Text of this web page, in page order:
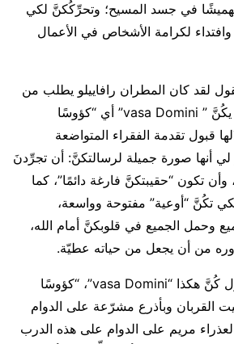
وتهميشًا في جسد المسيح؛ وتحرِّكُكنَّ لكي
لكرامة الأشخاص في الأعمال
لقد كان المطران رافاييلو يطلب من
الراهبات التلميذات أن يكُنَّ ” vasa Domini” أي “كؤوسًا
قبول تقدمة الفقراء المتواضعة
لي أنها صورة جميلة لرسالتكنَّ: أن تجرِّدنَ
تكون “حقيبتكنَّ فارغة دائمًا”، كما
تكُنَّ “أوعية” مفتوحة وواسعة،
وحمل الجميع في قلوبكنَّ أمام الله،
من أن يجعل من حياته عطيّة.
وختم البابا كلمته بالقول كُنَّ هكذا “vasa Domini”، “كؤوسًا
القربان وبأذرع مشرّعة على الدوام
مريم على الدوام على هذه الدرب